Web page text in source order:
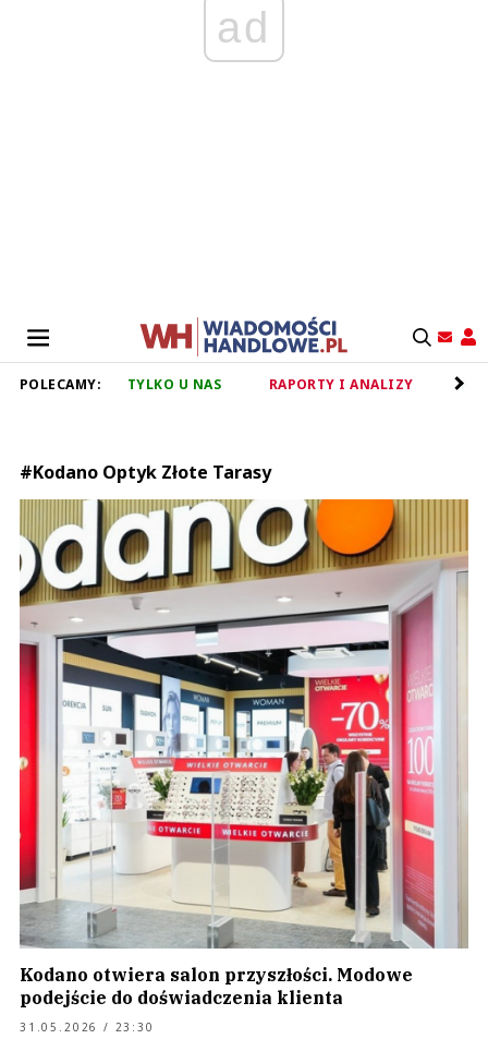
ad
POLECAMY: TYLKO U NAS RAPORTY I ANALIZY
#Kodano Optyk Złote Tarasy
Kodano otwiera salon przyszłości. Modowe
podejście do doświadczenia klienta
31.05.2026 / 23:30